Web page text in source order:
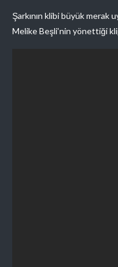
Şarkının klibi büyük merak
Melike Beşli’nin yönettiği